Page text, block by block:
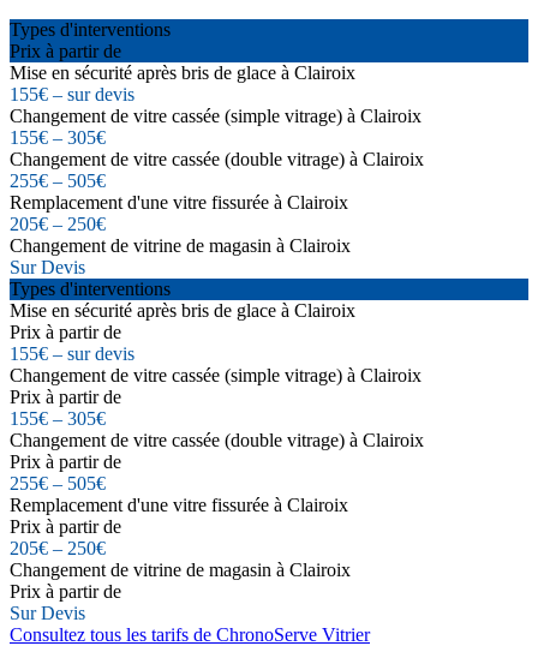
Types d'interventions
Prix à partir de
Mise en sécurité après bris de glace à Clairoix
155€ – sur devis
Changement de vitre cassée (simple vitrage) à Clairoix
155€ – 305€
Changement de vitre cassée (double vitrage) à Clairoix
255€ – 505€
Remplacement d'une vitre fissurée à Clairoix
205€ – 250€
Changement de vitrine de magasin à Clairoix
Sur Devis
Types d'interventions
Mise en sécurité après bris de glace à Clairoix
Prix à partir de
155€ – sur devis
Changement de vitre cassée (simple vitrage) à Clairoix
Prix à partir de
155€ – 305€
Changement de vitre cassée (double vitrage) à Clairoix
Prix à partir de
255€ – 505€
Remplacement d'une vitre fissurée à Clairoix
Prix à partir de
205€ – 250€
Changement de vitrine de magasin à Clairoix
Prix à partir de
Sur Devis
Consultez tous les tarifs de ChronoServe Vitrier